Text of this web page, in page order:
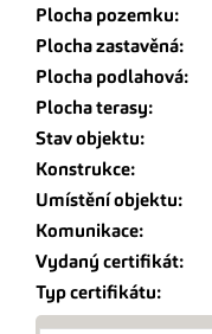
Plocha pozemku:
Plocha zastavěná:
Plocha podlahová:
Plocha terasy:
Stav objektu:
Konstrukce:
Umístění objektu:
Komunikace:
Vydaný certifikát:
Typ certifikátu: